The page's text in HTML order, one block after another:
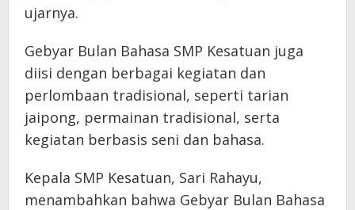
ujarnya.
Gebyar Bulan Bahasa SMP Kesatuan juga
diisi dengan berbagai kegiatan dan
perlombaan tradisional, seperti tarian
jaipong, permainan tradisional, serta
kegiatan berbasis seni dan bahasa.
Kepala SMP Kesatuan, Sari Rahayu,
menambahkan bahwa Gebyar Bulan Bahasa